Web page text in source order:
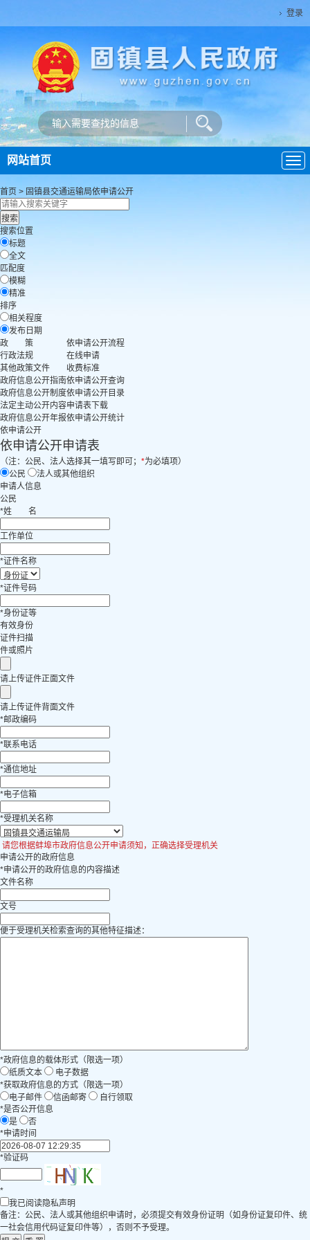
登录
导
航
网站首页
首页 > 固镇县交通运输局依申请公开
搜索位置
标题
全文
匹配度
模糊
精准
排序
相关程度
发布日期
政 策
行政法规
其他政策文件
政府信息公开指南
政府信息公开制度
法定主动公开内容
政府信息公开年报
依申请公开
依申请公开流程
在线申请
收费标准
依申请公开查询
依申请公开目录
申请表下载
依申请公开统计
依申请公开申请表
（注：公民、法人选择其一填写即可； *为必填项）
公民
法人或其他组织
申请人信息
公民
*姓 名
工作单位
*证件名称
*证件号码
*身份证等
有效身份
证件扫描
件或照片
请上传证件正面文件
请上传证件背面文件
*邮政编码
*联系电话
*通信地址
*电子信箱
*受理机关名称
请您根据蚌埠市政府信息公开申请须知，正确选择受理机关
申请公开的政府信息
*申请公开的政府信息的内容描述
文件名称
文号
便于受理机关检索查询的其他特征描述：
*政府信息的载体形式（限选一项）
纸质文本
电子数据
*获取政府信息的方式（限选一项）
电子邮件
信函邮寄
自行领取
*是否公开信息
是
否
*申请时间
*验证码
*
我已阅读隐私声明
备注：公民、法人或其他组织申请时，必须提交有效身份证明（如身份证复印件、统
一社会信用代码证复印件等），否则不予受理。